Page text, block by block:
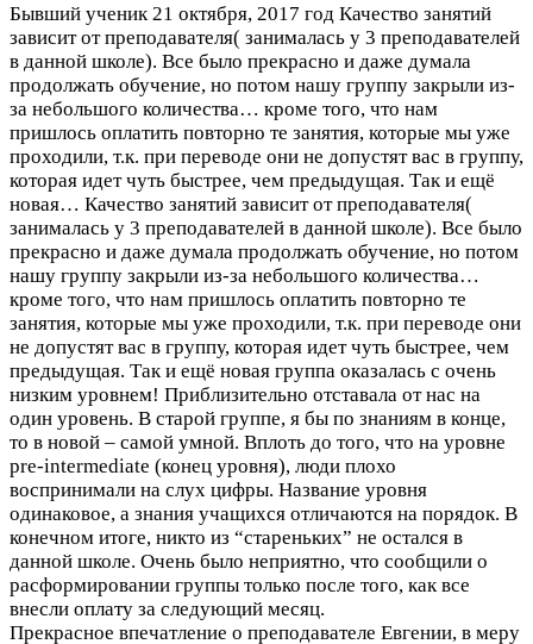
Бывший ученик 21 октября, 2017 год Качество занятий
зависит от преподавателя( занималась у 3 преподавателей
в данной школе). Все было прекрасно и даже думала
продолжать обучение, но потом нашу группу закрыли из-
за небольшого количества… кроме того, что нам
пришлось оплатить повторно те занятия, которые мы уже
проходили, т.к. при переводе они не допустят вас в группу,
которая идет чуть быстрее, чем предыдущая. Так и ещё
новая… Качество занятий зависит от преподавателя(
занималась у 3 преподавателей в данной школе). Все было
прекрасно и даже думала продолжать обучение, но потом
нашу группу закрыли из-за небольшого количества…
кроме того, что нам пришлось оплатить повторно те
занятия, которые мы уже проходили, т.к. при переводе они
не допустят вас в группу, которая идет чуть быстрее, чем
предыдущая. Так и ещё новая группа оказалась с очень
низким уровнем! Приблизительно отставала от нас на
один уровень. В старой группе, я бы по знаниям в конце,
то в новой – самой умной. Вплоть до того, что на уровне
pre-intermediate (конец уровня), люди плохо
воспринимали на слух цифры. Название уровня
одинаковое, а знания учащихся отличаются на порядок. В
конечном итоге, никто из “стареньких” не остался в
данной школе. Очень было неприятно, что сообщили о
расформировании группы только после того, как все
внесли оплату за следующий месяц.
Прекрасное впечатление о преподавателе Евгении, в меру